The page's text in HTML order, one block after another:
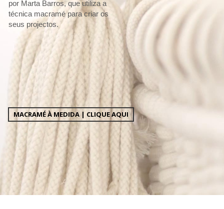
por Marta Barros, que utiliza a
técnica macramé para criar os
seus projectos.
MACRAMÉ À MEDIDA | CLIQUE AQUI